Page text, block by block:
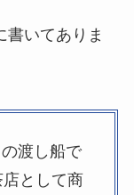
書いてありま
渡し船で
として商